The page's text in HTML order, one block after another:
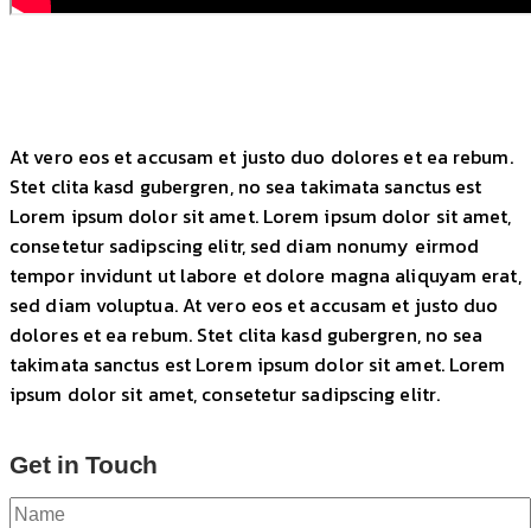
At vero eos et accusam et justo duo dolores et ea rebum.
Stet clita kasd gubergren, no sea takimata sanctus est
Lorem ipsum dolor sit amet. Lorem ipsum dolor sit amet,
consetetur sadipscing elitr, sed diam nonumy eirmod
tempor invidunt ut labore et dolore magna aliquyam erat,
sed diam voluptua. At vero eos et accusam et justo duo
dolores et ea rebum. Stet clita kasd gubergren, no sea
takimata sanctus est Lorem ipsum dolor sit amet. Lorem
ipsum dolor sit amet, consetetur sadipscing elitr.
Get in Touch